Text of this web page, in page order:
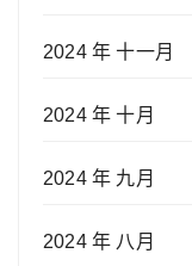
2024 年 十一月
2024 年 十月
2024 年 九月
2024 年 八月